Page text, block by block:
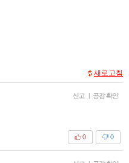
새로고침
신고 | 공감 확인
0
0